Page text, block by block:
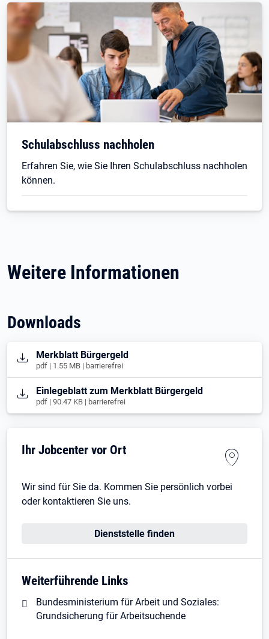
Schulabschluss nachholen
Erfahren Sie, wie Sie Ihren Schulabschluss nachholen
können.
Weitere Informationen
Downloads
Öffnet in neuem Tab
Merkblatt Bürgergeld
pdf | 1.55 MB | barrierefrei
Öffnet in neuem Tab
Einlegeblatt zum Merkblatt Bürgergeld
pdf | 90.47 KB | barrierefrei
Ihr Jobcenter vor Ort
Wir sind für Sie da. Kommen Sie persönlich vorbei
oder kontaktieren Sie uns.
Dienststelle finden
Weiterführende Links
Bundesministerium für Arbeit und Soziales:
Grundsicherung für Arbeitsuchende